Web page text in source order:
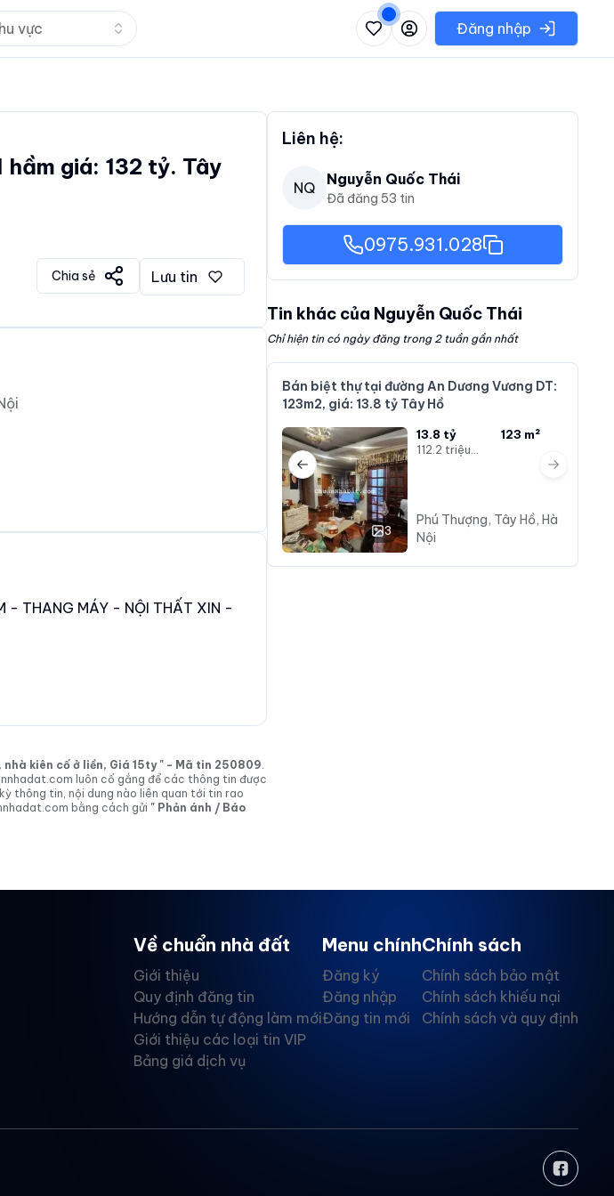
vực Nhấn để mở danh sách các khu vực có thể chọnĐăng nhập
giá: 132 tỷ. Tây
Chia sẻ Lưu tin
- THANG MÁY - NỘI THẤT XIN -
nhà kiên cố ở liền, Giá 15ty " - Mã tin 250809.
luôn cố gắng để các thông tin được
thông tin, nội dung nào liên quan tới tin rao
bằng cách gửi " Phản ánh / Báo
Liên hệ:
NQ Nguyễn Quốc Thái
Đã đăng 53 tin
0975.931.028
Tin khác của Nguyễn Quốc Thái
Chỉ hiện tin có ngày đăng trong 2 tuần gần nhất
Bán biệt thự tại đường An Dương Vương DT:
123m2, giá: 13.8 tỷ Tây Hồ
3
13.8 tỷ
123 m²
Phú Thượng, Tây Hồ, Hà
Nội
Previous slide Next slide
Về chuẩn nhà đất
Giới thiệu
Quy định đăng tin
Hướng dẫn tự động làm mới
Giới thiệu các loại tin VIP
Bảng giá dịch vụ
Menu chính
Đăng ký
Đăng nhập
Đăng tin mới
Chính sách
Chính sách bảo mật
Chính sách khiếu nại
Chính sách và quy định